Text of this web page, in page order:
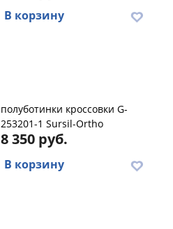
В корзину
полуботинки кроссовки G-
253201-1 Sursil-Ortho
8 350 руб.
В корзину